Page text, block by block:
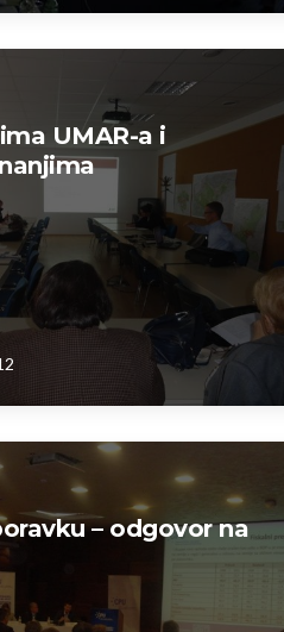
UMAR-a i
– odgovor na